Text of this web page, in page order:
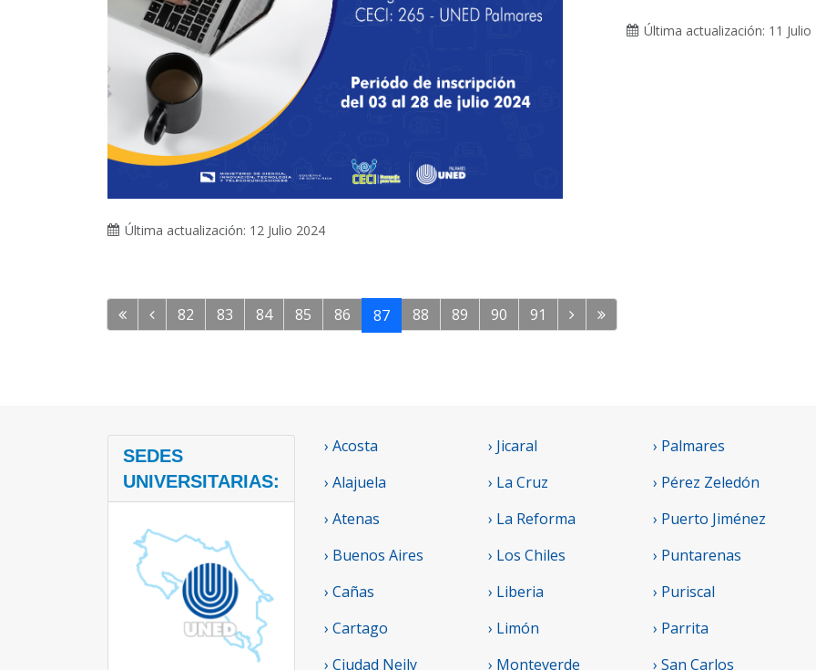
Última actualización: 12 Julio 2024
Última actualización: 11 Julio
82 83 84 85 86 87 88 89 90 91
SEDES
UNIVERSITARIAS:
› Acosta
› Alajuela
› Atenas
› Buenos Aires
› Cañas
› Cartago
› Ciudad Neily
› Jicaral
› La Cruz
› La Reforma
› Los Chiles
› Liberia
› Limón
› Monteverde
› Palmares
› Pérez Zeledón
› Puerto Jiménez
› Puntarenas
› Puriscal
› Parrita
› San Carlos